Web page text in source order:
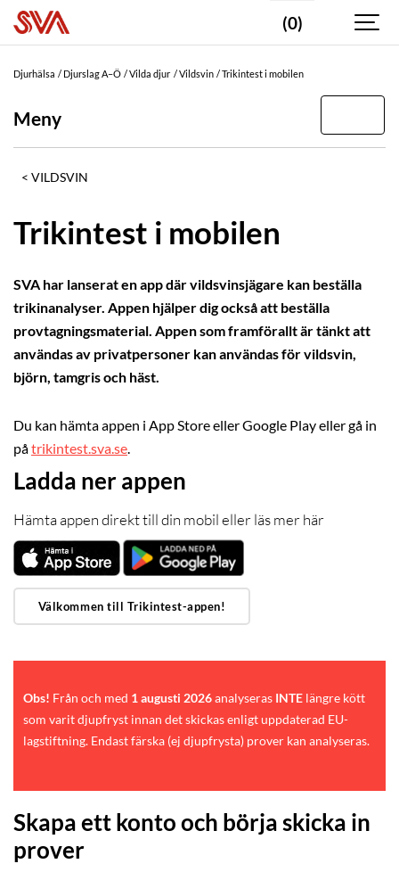
(0)
Djurhälsa Djurslag A–Ö Vilda djur Vildsvin Trikintest i mobilen
Meny
VILDSVIN
Trikintest i mobilen
SVA har lanserat en app där vildsvinsjägare kan beställa
trikinanalyser. Appen hjälper dig också att beställa
provtagningsmaterial. Appen som framförallt är tänkt att
användas av privatpersoner kan användas för vildsvin,
björn, tamgris och häst.
Du kan hämta appen i App Store eller Google Play eller gå in
påtrikintest.sva.se.
Ladda ner appen
Hämta appen direkt till din mobil eller läs mer här
Välkommen till Trikintest-appen!
Obs! Från och med 1 augusti 2026analyseras INTElängre kött
som varit djupfryst innan det skickas enligt uppdaterad EU-
lagstiftning. Endast färska (ej djupfrysta) prover kan analyseras.
Skapa ett konto och börja skicka in
prover